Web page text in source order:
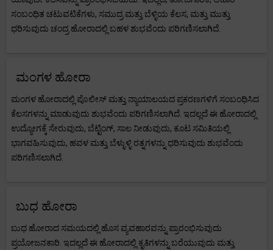
ಸಂಬಂಧಿತ ಚಟುವಟಿಕೆಗಳು, ಸಮುದ್ರ ಮತ್ತು ಬೆಳ್ಳಿಯ ಕೆಲಸ, ಮತ್ತು ಮುತ್ತು
ಧರಿಸುವುದು ಚಂದ್ರ ಹೋರಾದಲ್ಲಿ ಬಹಳ ಶುಭವೆಂದು ಪರಿಗಣಿಸಲಾಗಿದೆ.
ಮಂಗಳ ಹೋರಾ
ಮಂಗಳ ಹೋರಾದಲ್ಲಿ ಪೊಲೀಸ್ ಮತ್ತು ನ್ಯಾಯಾಲಯದ ಪ್ರಕರಣಗಳಿಗೆ ಸಂಬಂಧಿಸಿದ
ಕೆಲಸಗಳನ್ನು ಮಾಡುವುದು ಶುಭವೆಂದು ಪರಿಗಣಿಸಲಾಗಿದೆ. ಇದಲ್ಲದೆ ಈ ಹೋರಾದಲ್ಲಿ
ಉದ್ಯೋಗಕ್ಕೆ ಸೇರುವುದು, ಬೆಟ್ಟಿಂಗ್, ಸಾಲ ನೀಡುವುದು, ಕೂಟ ಸಮಿತಿಯಲ್ಲಿ
ಭಾಗವಹಿಸುವುದು, ಹವಳ ಮತ್ತು ಬೆಳ್ಳುಳ್ಳಿ ರತ್ನಗಳನ್ನು ಧರಿಸುವುದು ಶುಭವೆಂದು
ಪರಿಗಣಿಸಲಾಗಿದೆ.
ಬುಧ ಹೋರಾ
ಬುಧ ಹೋರಾದ ಸಮಯದಲ್ಲಿ ಹೊಸ ವ್ಯವಹಾರವನ್ನು ಪ್ರಾರಂಭಿಸುವುದು
ಪ್ರಯೋಜನಕಾರಿ. ಇದಲ್ಲದೆ ಈ ಹೋರಾದಲ್ಲಿ ಕೃತಿಗಳನ್ನು ಬರೆಯುವುದು ಮತ್ತು